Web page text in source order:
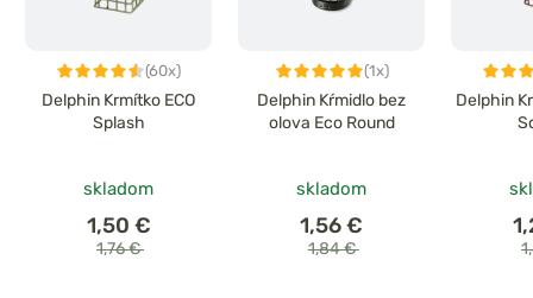
(60x)
Delphin Krmítko ECO
Splash
skladom
1,50 €
1,76 €
(1x)
Delphin Kŕmidlo bez
olova Eco Round
skladom
1,56 €
1,84 €
Delphin